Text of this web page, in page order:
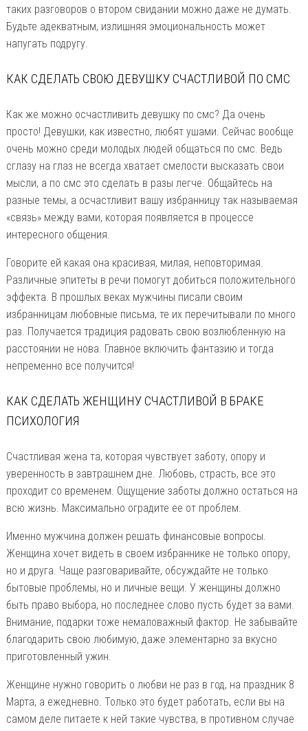
таких разговоров о втором свидании можно даже не думать.
Будьте адекватным, излишняя эмоциональность может
напугать подругу.
КАК СДЕЛАТЬ СВОЮ ДЕВУШКУ СЧАСТЛИВОЙ ПО СМС
Как же можно осчастливить девушку по смс? Да очень
просто! Девушки, как известно, любят ушами. Сейчас вообще
очень можно среди молодых людей общаться по смс. Ведь
сглазу на глаз не всегда хватает смелости высказать свои
мысли, а по смс это сделать в разы легче. Общайтесь на
разные темы, а осчастливит вашу избранницу так называемая
«связь» между вами, которая появляется в процессе
интересного общения.
Говорите ей какая она красивая, милая, неповторимая.
Различные эпитеты в речи помогут добиться положительного
эффекта. В прошлых веках мужчины писали своим
избранницам любовные письма, те их перечитывали по много
раз. Получается традиция радовать свою возлюбленную на
расстоянии не нова. Главное включить фантазию и тогда
непременно все получится!
КАК СДЕЛАТЬ ЖЕНЩИНУ СЧАСТЛИВОЙ В БРАКЕ
ПСИХОЛОГИЯ
Счастливая жена та, которая чувствует заботу, опору и
уверенность в завтрашнем дне. Любовь, страсть, все это
проходит со временем. Ощущение заботы должно остаться на
всю жизнь. Максимально оградите ее от проблем.
Именно мужчина должен решать финансовые вопросы.
Женщина хочет видеть в своем избраннике не только опору,
но и друга. Чаще разговаривайте, обсуждайте не только
бытовые проблемы, но и личные вещи. У женщины должно
быть право выбора, но последнее слово пусть будет за вами.
Внимание, подарки тоже немаловажный фактор. Не забывайте
благодарить свою любимую, даже элементарно за вкусно
приготовленный ужин.
Женщине нужно говорить о любви не раз в год, на праздник 8
Марта, а ежедневно. Только это будет работать, если вы на
самом деле питаете к ней такие чувства, в противном случае